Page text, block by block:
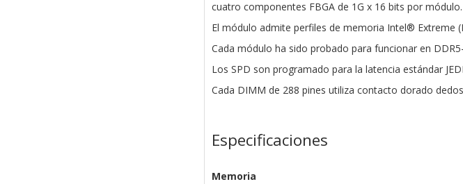
cuatro componentes FBGA de 1G x 16 bits por módulo.
El módulo admite perfiles de memoria Intel® Extreme
Cada módulo ha sido probado para funcionar en
Los SPD son programado para la latencia estándar
Cada DIMM de 288 pines utiliza contacto dorado dedos
Especificaciones
Memoria